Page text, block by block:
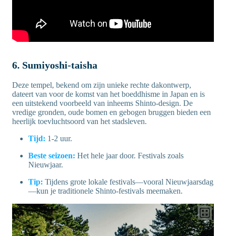
6. Sumiyoshi-taisha
Deze tempel, bekend om zijn unieke rechte dakontwerp,
dateert van voor de komst van het boeddhisme in Japan en is
een uitstekend voorbeeld van inheems Shinto-design. De
vredige gronden, oude bomen en gebogen bruggen bieden een
heerlijk toevluchtsoord van het stadsleven.
Tijd: 1-2 uur.
Beste seizoen: Het hele jaar door. Festivals zoals
Nieuwjaar.
Tip: Tijdens grote lokale festivals—vooral Nieuwjaarsdag
—kun je traditionele Shinto-festivals meemaken.